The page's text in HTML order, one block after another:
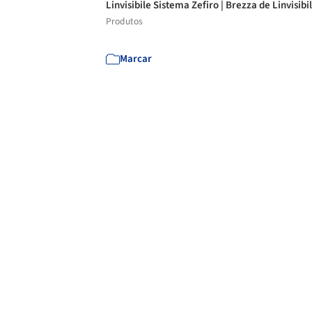
Linvisibile Sistema Zefiro | Brezza de
Produtos
Marcar